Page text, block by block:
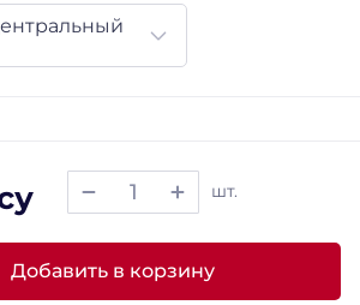
шт.
Добавить в корзину